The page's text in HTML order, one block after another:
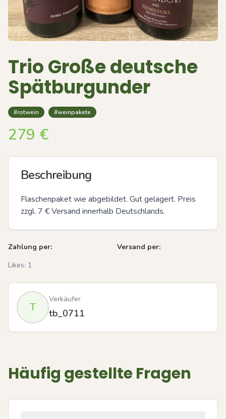
Trio Große deutsche
Spätburgunder
#rotwein #weinpakete
279 €
Beschreibung
Flaschenpaket wie abgebildet. Gut gelagert. Preis
zzgl. 7 € Versand innerhalb Deutschlands.
Zahlung per:
Versand per:
Likes: 1
T
Verkäufer
tb_0711
Häufig gestellte Fragen